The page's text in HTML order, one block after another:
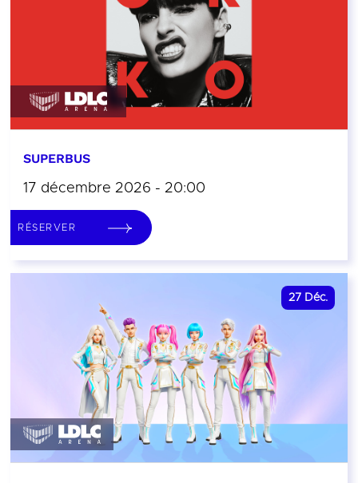
SUPERBUS
17 décembre 2026 - 20:00
RÉSERVER
27 Déc.